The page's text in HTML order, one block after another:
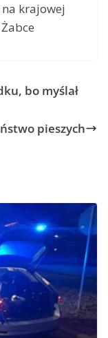
krajowej
bo myślał
pieszych